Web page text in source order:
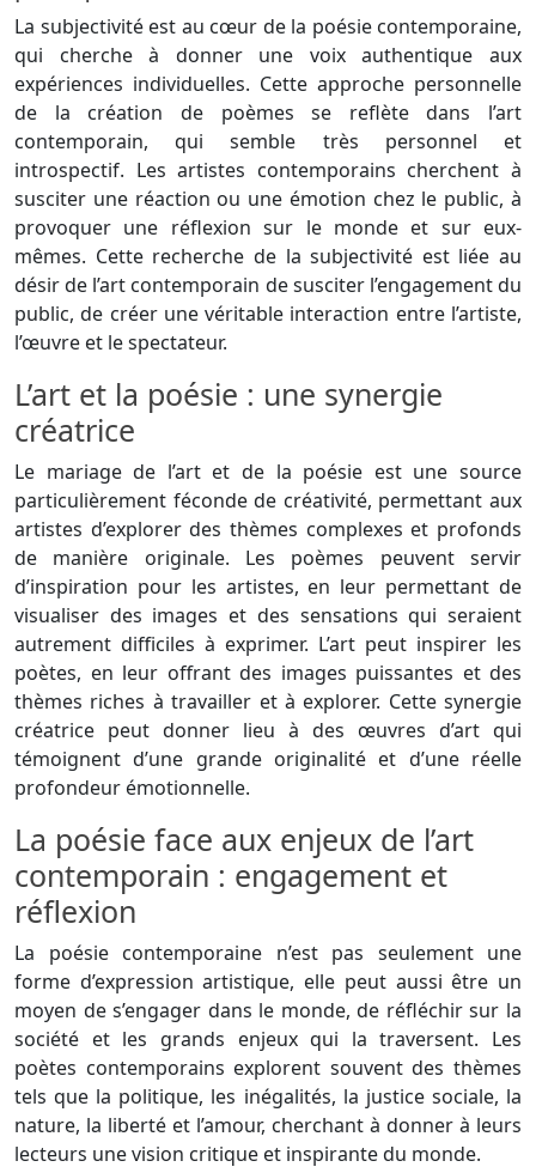
La subjectivité est au cœur de la poésie contemporaine,
qui cherche à donner une voix authentique aux
expériences individuelles. Cette approche personnelle
de la création de poèmes se reflète dans l’art
contemporain, qui semble très personnel et
introspectif. Les artistes contemporains cherchent à
susciter une réaction ou une émotion chez le public, à
provoquer une réflexion sur le monde et sur eux-
mêmes. Cette recherche de la subjectivité est liée au
désir de l’art contemporain de susciter l’engagement du
public, de créer une véritable interaction entre l’artiste,
l’œuvre et le spectateur.
L’art et la poésie : une synergie
créatrice
Le mariage de l’art et de la poésie est une source
particulièrement féconde de créativité, permettant aux
artistes d’explorer des thèmes complexes et profonds
de manière originale. Les poèmes peuvent servir
d’inspiration pour les artistes, en leur permettant de
visualiser des images et des sensations qui seraient
autrement difficiles à exprimer. L’art peut inspirer les
poètes, en leur offrant des images puissantes et des
thèmes riches à travailler et à explorer. Cette synergie
créatrice peut donner lieu à des œuvres d’art qui
témoignent d’une grande originalité et d’une réelle
profondeur émotionnelle.
La poésie face aux enjeux de l’art
contemporain : engagement et
réflexion
La poésie contemporaine n’est pas seulement une
forme d’expression artistique, elle peut aussi être un
moyen de s’engager dans le monde, de réfléchir sur la
société et les grands enjeux qui la traversent. Les
poètes contemporains explorent souvent des thèmes
tels que la politique, les inégalités, la justice sociale, la
nature, la liberté et l’amour, cherchant à donner à leurs
lecteurs une vision critique et inspirante du monde.